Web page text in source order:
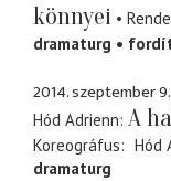
könnyei
dramaturg
2014. szeptember 9.
Hód Adrienn A
Koreográfus
Hód
dramaturg